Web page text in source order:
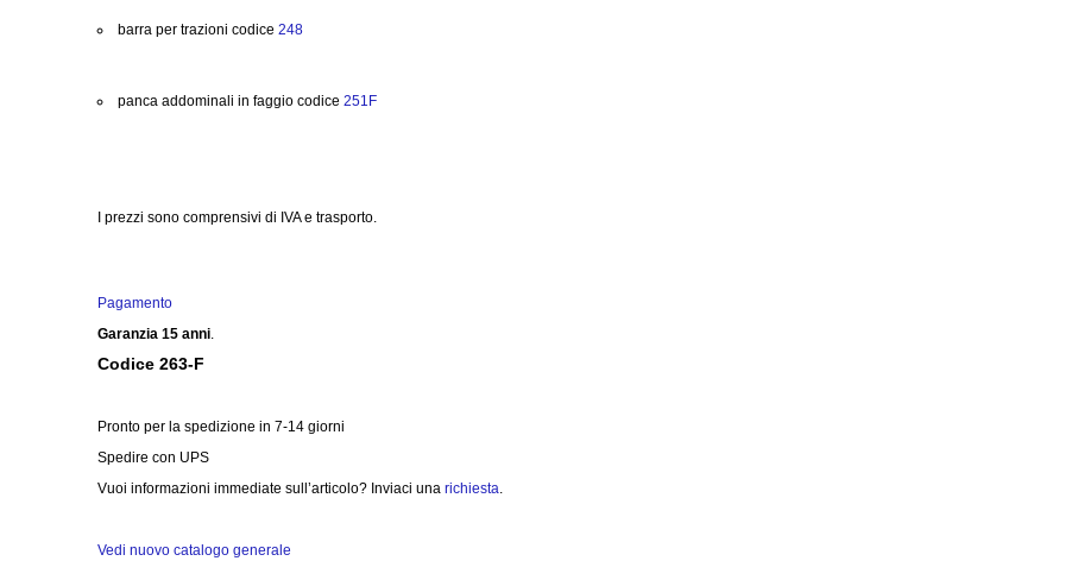
barra per trazioni codice 248
panca addominali in faggio codice 251F
I prezzi sono comprensivi di IVA e trasporto.
Pagamento
Garanzia 15 anni.
Codice 263-F
Pronto per la spedizione in 7-14 giorni
Spedire con UPS
Vuoi informazioni immediate sull’articolo? Inviaci una richiesta.
Vedi nuovo catalogo generale